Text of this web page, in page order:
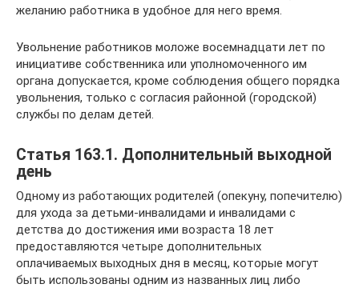
желанию работника в удобное для него время.
Увольнение работников моложе восемнадцати лет по
инициативе собственника или уполномоченного им
органа допускается, кроме соблюдения общего порядка
увольнения, только с согласия районной (городской)
службы по делам детей.
Статья 163.1. Дополнительный выходной
день
Одному из работающих родителей (опекуну, попечителю)
для ухода за детьми-инвалидами и инвалидами с
детства до достижения ими возраста 18 лет
предоставляются четыре дополнительных
оплачиваемых выходных дня в месяц, которые могут
быть использованы одним из названных лиц либо